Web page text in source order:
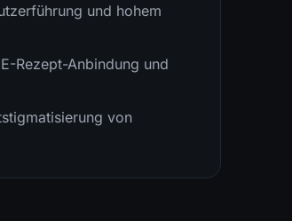
und hohem
Rezept-Anbindung und
von